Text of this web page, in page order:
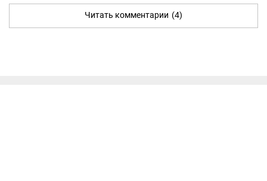
Читать комментарии (4)